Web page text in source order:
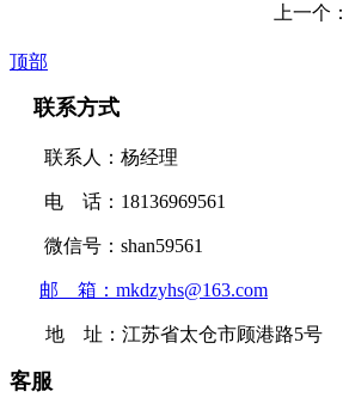
上一个：
顶部
联系方式
联系人：杨经理
电 话：18136969561
微信号：shan59561
邮 箱：mkdzyhs@163.com
地 址：江苏省太仓市顾港路5号
客服